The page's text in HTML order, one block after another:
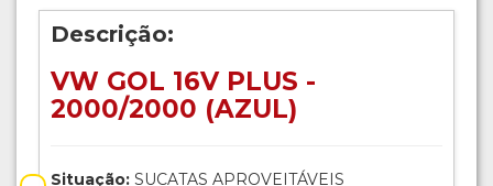
Descrição:
VW GOL 16V PLUS -
2000/2000 (AZUL)
Situação: SUCATAS APROVEITÁVEIS